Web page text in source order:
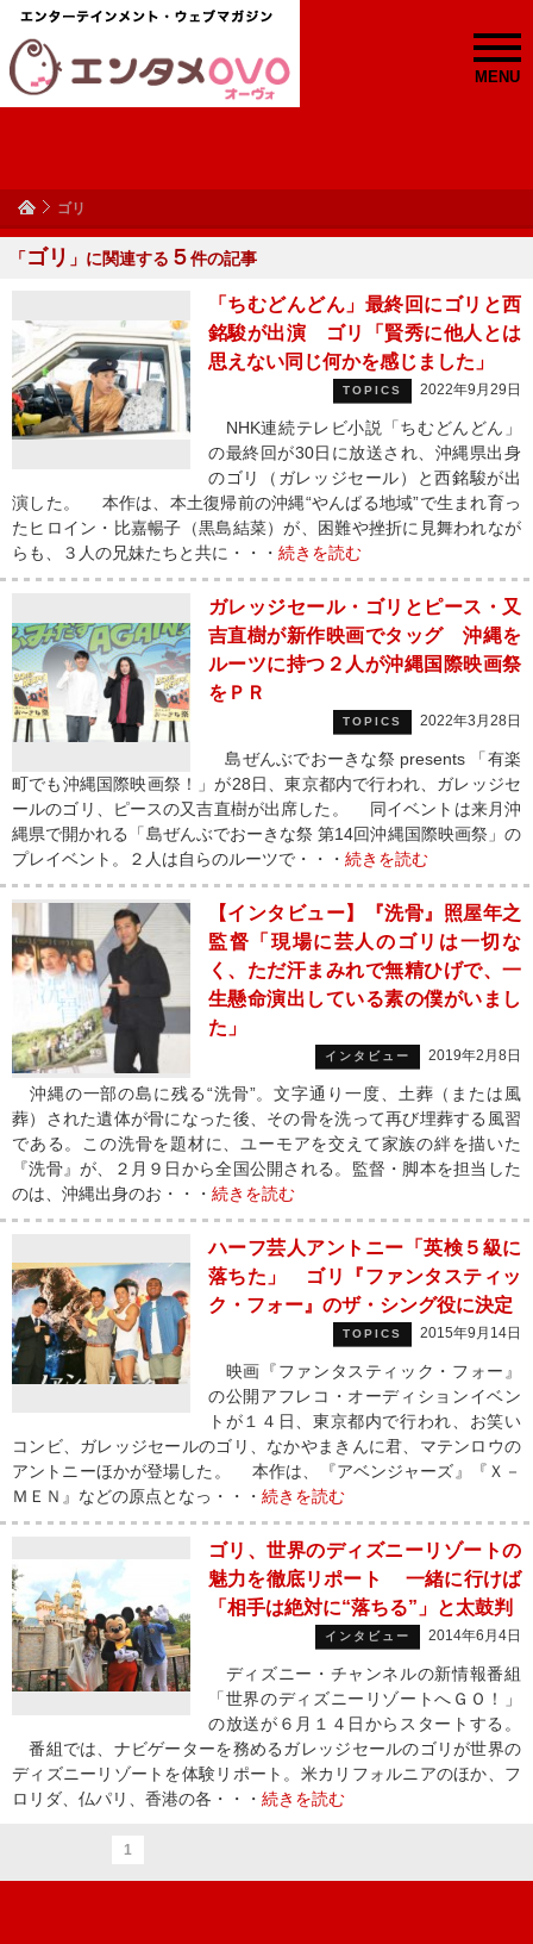
MENU
ゴリ
「ゴリ 」に関連する ５件の記事
「ちむどんどん」最終回にゴリと西
銘駿が出演 ゴリ「賢秀に他人とは
思えない同じ何かを感じました」
TOPICS 2022年9月29日
NHK連続テレビ小説「ちむどんどん」
の最終回が30日に放送され、沖縄県出身
のゴリ（ガレッジセール）と西銘駿が出
演した。 本作は、本土復帰前の沖縄“やんばる地域”で生まれ育っ
たヒロイン・比嘉暢子（黒島結菜）が、困難や挫折に見舞われなが
らも、３人の兄妹たちと共に・・・ 続きを読む
ガレッジセール・ゴリとピース・又
吉直樹が新作映画でタッグ 沖縄を
ルーツに持つ２人が沖縄国際映画祭
をＰＲ
TOPICS 2022年3月28日
島ぜんぶでおーきな祭 presents 「有楽
町でも沖縄国際映画祭！」が28日、東京都内で行われ、ガレッジセ
ールのゴリ、ピースの又吉直樹が出席した。 同イベントは来月沖
縄県で開かれる「島ぜんぶでおーきな祭 第14回沖縄国際映画祭」の
プレイベント。２人は自らのルーツで・・・ 続きを読む
【インタビュー】『洗骨』照屋年之
監督「現場に芸人のゴリは一切な
く、ただ汗まみれで無精ひげで、一
生懸命演出している素の僕がいまし
た」
インタビュー 2019年2月8日
沖縄の一部の島に残る“洗骨”。文字通り一度、土葬（または風
葬）された遺体が骨になった後、その骨を洗って再び埋葬する風習
である。この洗骨を題材に、ユーモアを交えて家族の絆を描いた
『洗骨』が、２月９日から全国公開される。監督・脚本を担当した
のは、沖縄出身のお・・・ 続きを読む
ハーフ芸人アントニー「英検５級に
落ちた」 ゴリ『ファンタスティッ
ク・フォー』のザ・シング役に決定
TOPICS 2015年9月14日
映画『ファンタスティック・フォー』
の公開アフレコ・オーディションイベン
トが１４日、東京都内で行われ、お笑い
コンビ、ガレッジセールのゴリ、なかやまきんに君、マテンロウの
アントニーほかが登場した。 本作は、『アベンジャーズ』『Ｘ－
ＭＥＮ』などの原点となっ・・・ 続きを読む
ゴリ、世界のディズニーリゾートの
魅力を徹底リポート 一緒に行けば
「相手は絶対に“落ちる”」と太鼓判
インタビュー 2014年6月4日
ディズニー・チャンネルの新情報番組
「世界のディズニーリゾートへＧＯ！」
の放送が６月１４日からスタートする。
番組では、ナビゲーターを務めるガレッジセールのゴリが世界の
ディズニーリゾートを体験リポート。米カリフォルニアのほか、フ
ロリダ、仏パリ、香港の各・・・ 続きを読む
1